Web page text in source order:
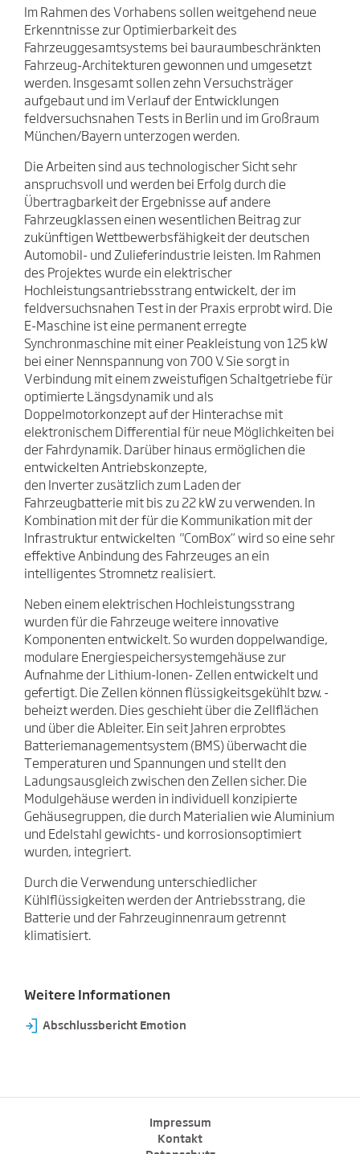
Im Rahmen des Vorhabens sollen weitgehend neue
Erkenntnisse zur Optimierbarkeit des
Fahrzeuggesamtsystems bei bauraumbeschränkten
Fahrzeug-Architekturen gewonnen und umgesetzt
werden. Insgesamt sollen zehn Versuchsträger
aufgebaut und im Verlauf der Entwicklungen
feldversuchsnahen Tests in Berlin und im Großraum
München/Bayern unterzogen werden.
Die Arbeiten sind aus technologischer Sicht sehr
anspruchsvoll und werden bei Erfolg durch die
Übertragbarkeit der Ergebnisse auf andere
Fahrzeugklassen einen wesentlichen Beitrag zur
zukünftigen Wettbewerbsfähigkeit der deutschen
Automobil- und Zulieferindustrie leisten. Im Rahmen
des Projektes wurde ein elektrischer
Hochleistungsantriebsstrang entwickelt, der im
feldversuchsnahen Test in der Praxis erprobt wird. Die
E-Maschine ist eine permanent erregte
Synchronmaschine mit einer Peakleistung von 125 kW
bei einer Nennspannung von 700 V. Sie sorgt in
Verbindung mit einem zweistufigen Schaltgetriebe für
optimierte Längsdynamik und als
Doppelmotorkonzept auf der Hinterachse mit
elektronischem Differential für neue Möglichkeiten bei
der Fahrdynamik. Darüber hinaus ermöglichen die
entwickelten Antriebskonzepte,
den Inverter zusätzlich zum Laden der
Fahrzeugbatterie mit bis zu 22 kW zu verwenden. In
Kombination mit der für die Kommunikation mit der
Infrastruktur entwickelten "ComBox“ wird so eine sehr
effektive Anbindung des Fahrzeuges an ein
intelligentes Stromnetz realisiert.
Neben einem elektrischen Hochleistungsstrang
wurden für die Fahrzeuge weitere innovative
Komponenten entwickelt. So wurden doppelwandige,
modulare Energiespeichersystemgehäuse zur
Aufnahme der Lithium-Ionen- Zellen entwickelt und
gefertigt. Die Zellen können flüssigkeitsgekühlt bzw. -
beheizt werden. Dies geschieht über die Zellflächen
und über die Ableiter. Ein seit Jahren erprobtes
Batteriemanagementsystem (BMS) überwacht die
Temperaturen und Spannungen und stellt den
Ladungsausgleich zwischen den Zellen sicher. Die
Modulgehäuse werden in individuell konzipierte
Gehäusegruppen, die durch Materialien wie Aluminium
und Edelstahl gewichts- und korrosionsoptimiert
wurden, integriert.
Durch die Verwendung unterschiedlicher
Kühlflüssigkeiten werden der Antriebsstrang, die
Batterie und der Fahrzeuginnenraum getrennt
klimatisiert.
Weitere Informationen
⇥ Abschlussbericht Emotion
Impressum
Kontakt